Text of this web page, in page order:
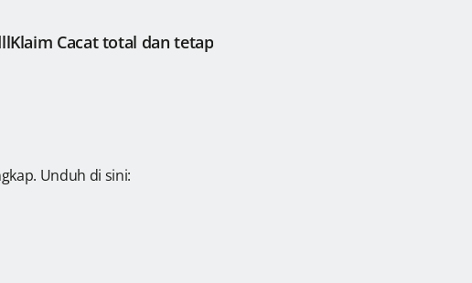
Klaim Cacat total dan tetap
Unduh di sini: